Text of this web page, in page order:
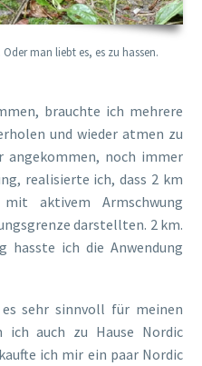
man liebt es, es zu hassen.
brauchte ich mehrere
und wieder atmen zu
angekommen, noch immer
realisierte ich, dass 2 km
aktivem Armschwung
darstellten. 2 km.
hasste ich die Anwendung
sehr sinnvoll für meinen
ich auch zu Hause Nordic
ich mir ein paar Nordic